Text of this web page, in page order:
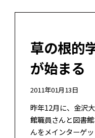
草の根的
が始まる
2011年01月13日
昨年12月に、金沢
館職員さんと図書
んをメインターゲ